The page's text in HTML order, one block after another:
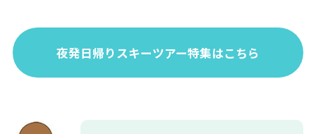
0%
スキー・ボ
ード
スキー：40% スノボー：60%
ブルトップ ボックス
夜発日帰りスキーツアー特集はこちら